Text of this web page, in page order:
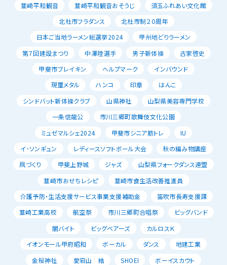
韮崎平和観音
韮崎平和観音おそうじ
須玉ふれあい文化館
北杜市フラダンス
北杜市制２０周年
日本ご当地ラーメン総選挙2024
甲州地どりラーメン
第７回建設まつり
中澤陸選手 男子新体操
古家啓史
甲斐市ブレイキン
ヘルプマーク
インバウンド
現璽メタル
ハンコ 印章
はんこ
シンドバット新体操クラブ
山県神社
山梨県美容専門学校
一条信龍公
市川三郷町歌舞伎文化公園
ミュゼマルシェ2024
甲斐市シニア筋トレ
IU
イ･ソンギュン
レディースソフトボール大会
秋の編み物講座
凧づくり
甲斐上野城 ジャズ
山梨県フォークダンス連盟
韮崎市おせちレシピ
韮崎市食生活改善推進員
介護予防・生活支援サービス事業支援補助金
笛吹市長寿支援課
韮崎工業高校
航空祭 市川三郷町合唱祭
ビッグバンド
闇バイト
ビッグベアーズ
カルロスＫ
イオンモール甲府昭和
ボーカル ダンス
地建工業
金桜神社
愛宕山 結 SHOEI
ボーイスカウト